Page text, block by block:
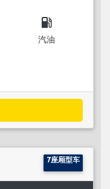
local_gas_station
汽油
7座厢型车